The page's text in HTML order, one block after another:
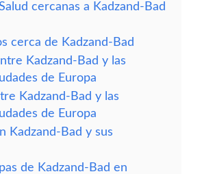
cercanas a Kadzand-Bad
cerca de Kadzand-Bad
Kadzand-Bad y las
de Europa
Kadzand-Bad y las
de Europa
Kadzand-Bad y sus
de Kadzand-Bad en